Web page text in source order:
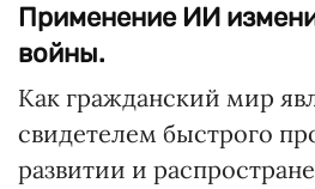
Применение ИИ
войны.
Как гражданский мир
свидетелем быстрого
развитии и